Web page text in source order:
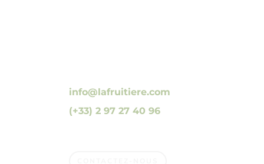
info@lafruitiere.com
(+33) 2 97 27 40 96